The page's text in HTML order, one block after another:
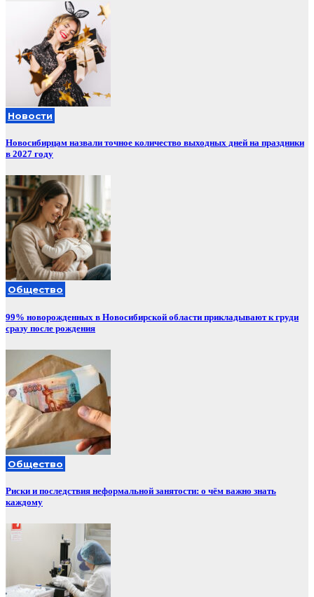
Новости
Новосибирцам назвали точное количество выходных дней на праздники
в 2027 году
Общество
99% новорожденных в Новосибирской области прикладывают к груди
сразу после рождения
Общество
Риски и последствия неформальной занятости: о чём важно знать
каждому